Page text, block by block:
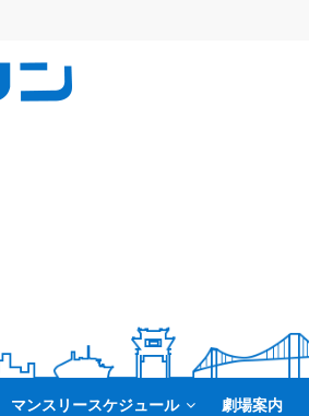
マンスリースケジュール 劇場案内